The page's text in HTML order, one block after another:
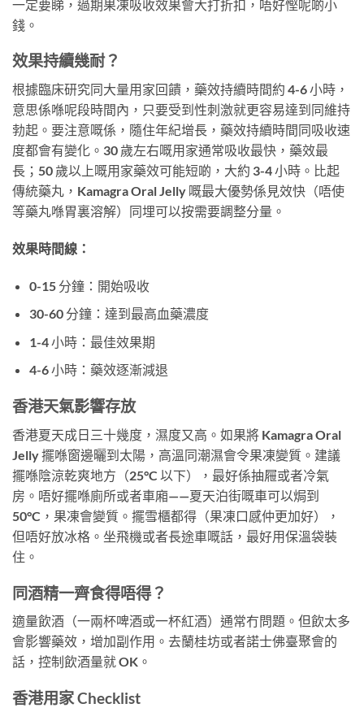
一定要睇，過期果凍吸收效果會大打折扣，唔好慳呢啲小
錢。
效果持續幾耐？
根據臨床研究同大量用家回饋，藥效持續時間約 4-6 小時，
意思係喺呢段時間內，只要受到性刺激就更容易達到同維持
勃起。要注意嘅係，隨住年紀增長，藥效持續時間同吸收速
度都會有變化。30 歲左右嘅用家通常吸收最快，藥效最
長；50 歲以上嘅用家藥效可能短啲，大約 3-4 小時。比起
傳統藥丸，Kamagra Oral Jelly 嘅最大優勢係見效快（唔使
等藥丸喺胃裏溶解）同埋可以按需要調整分量。
效果時間線：
0-15 分鐘：開始吸收
30-60 分鐘：達到最高血藥濃度
1-4 小時：最佳效果期
4-6 小時：藥效逐漸減退
香港天氣影響存放
香港夏天成日三十幾度，濕度又高。如果將 Kamagra Oral
Jelly 擺喺窗邊曬到太陽，高溫同潮濕會令果凍變質。建議
擺喺陰涼乾爽地方（25°C 以下），最好係抽屜或者冷氣
房。唔好擺喺廁所或者車廂——夏天泊街嘅車可以焗到
50°C，果凍會變質。擺雪櫃都得（果凍口感仲更加好），
但唔好放冰格。坐飛機或者長途車嘅話，最好用保溫袋裝
住。
同酒精一齊食得唔得？
適量飲酒（一兩杯啤酒或一杯紅酒）通常冇問題。但飲太多
會影響藥效，增加副作用。去蘭桂坊或者諾士佛臺聚會的
話，控制飲酒量就 OK。
香港用家 Checklist